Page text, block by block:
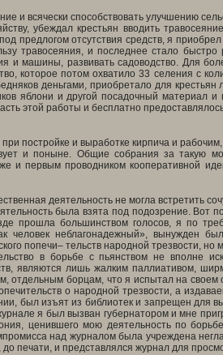
и всячески способствовать улучшению
убеждал крестьян вводить
предлогом отсутствия средств, я
травосеяния, и последнее стало быстро
и машины, развивать садоводство. Для
которое потом охватило 33 селения с
деньгами, приобретало для
яблони и другой посадочный материал и
этой работы и бесплатно
постройке и выработке кирпича и
и поныне. Общие собрания за такую
и первым проводником кооперативной
деятельность не могла встретить
была взята под подозрение. Вот
прошла большинством голосов, я по
человек неблагонадежный», вынужден
попечи– тельств народной трезвости, но
в борьбе с пьянством не вполне
являются лишь жалким паллиативом,
отдельным борцам, что я испытал на
о народной трезвости, а
был изъят из библиотек и запрещен для
я был вызван губернатором и мне
ценившего мою деятельность по
над журналом была учреждена
печати, и представлялся журнал для